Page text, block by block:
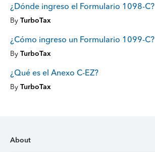
¿Dónde ingreso el Formulario 1098-C?
By TurboTax
¿Cómo ingreso un Formulario 1099-C?
By TurboTax
¿Qué es el Anexo C-EZ?
By TurboTax
About